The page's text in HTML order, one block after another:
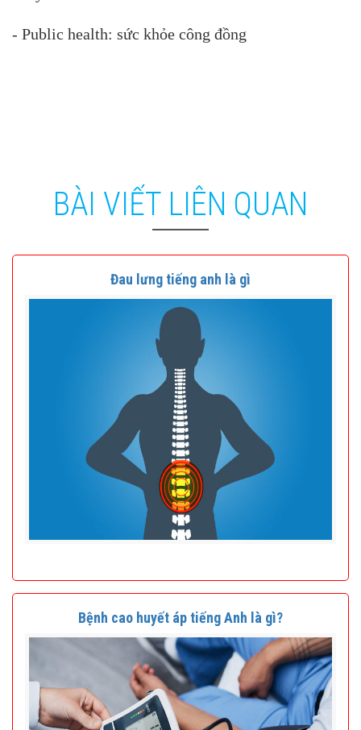
- Public health: sức khỏe công đồng
BÀI VIẾT LIÊN QUAN
Đau lưng tiếng anh là gì
Bệnh cao huyết áp tiếng Anh là gì?